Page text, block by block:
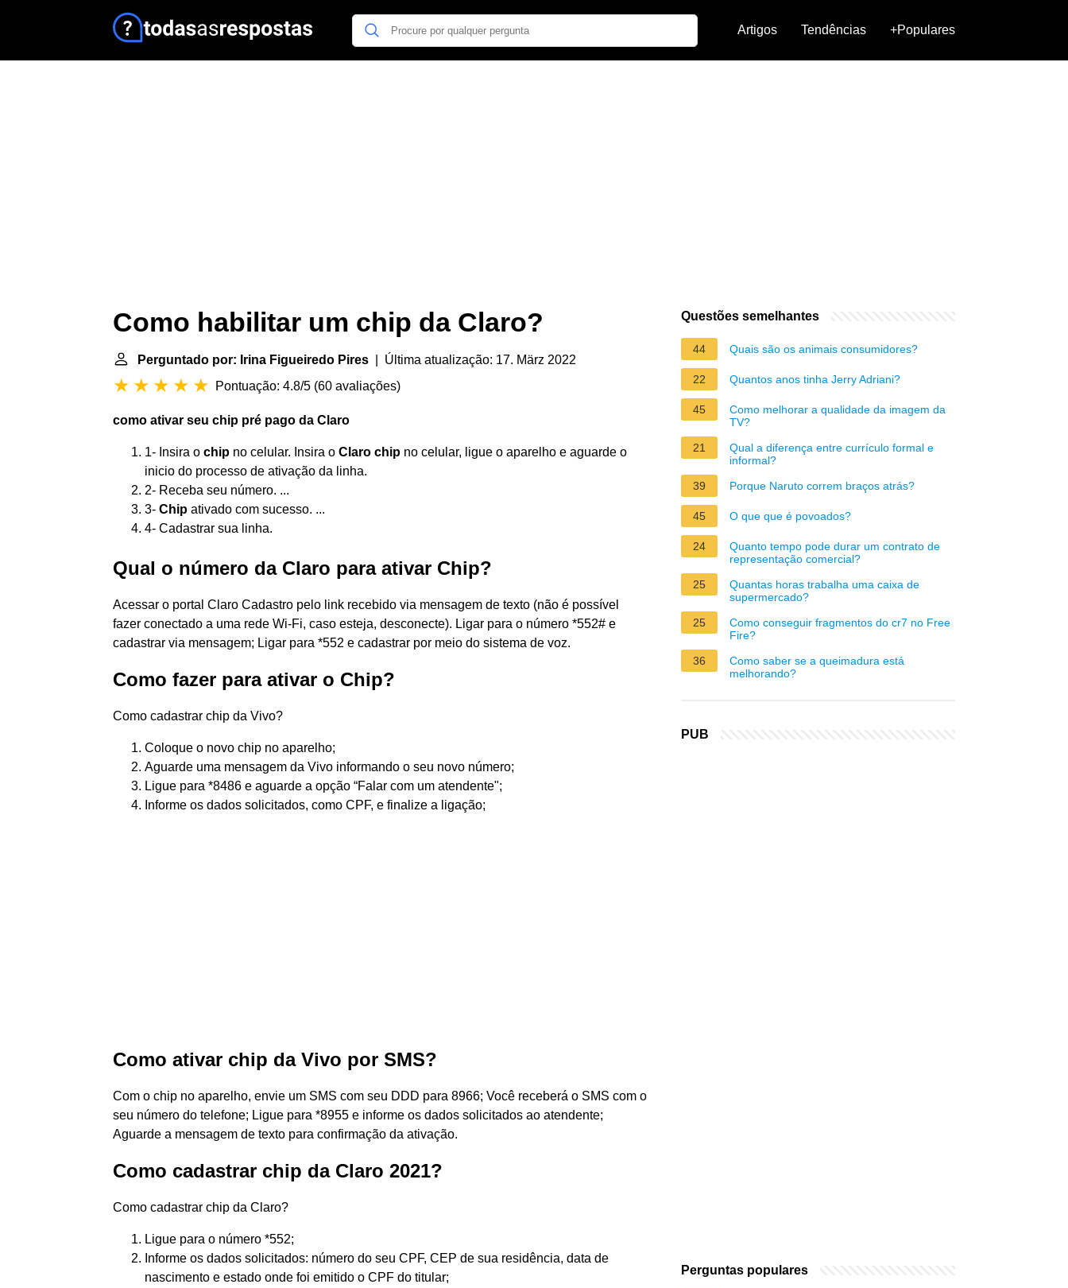
Artigos Tendências +Populares
Como habilitar um chip da Claro?
Perguntado por: Irina Figueiredo Pires | Última atualização: 17. März 2022
Pontuação: 4.8/5 (60 avaliações)
como ativar seu chip pré pago da Claro
1- Insira o chip no celular. Insira o Claro chip no celular, ligue o aparelho e aguarde o
inicio do processo de ativação da linha.
2- Receba seu número. ...
3- Chip ativado com sucesso. ...
4- Cadastrar sua linha.
Qual o número da Claro para ativar Chip?
Acessar o portal Claro Cadastro pelo link recebido via mensagem de texto (não é possível
fazer conectado a uma rede Wi-Fi, caso esteja, desconecte). Ligar para o número *552# e
cadastrar via mensagem; Ligar para *552 e cadastrar por meio do sistema de voz.
Como fazer para ativar o Chip?
Como cadastrar chip da Vivo?
Coloque o novo chip no aparelho;
Aguarde uma mensagem da Vivo informando o seu novo número;
Ligue para *8486 e aguarde a opção “Falar com um atendente";
Informe os dados solicitados, como CPF, e finalize a ligação;
Como ativar chip da Vivo por SMS?
Com o chip no aparelho, envie um SMS com seu DDD para 8966; Você receberá o SMS com o
seu número do telefone; Ligue para *8955 e informe os dados solicitados ao atendente;
Aguarde a mensagem de texto para confirmação da ativação.
Como cadastrar chip da Claro 2021?
Como cadastrar chip da Claro?
Ligue para o número *552;
Informe os dados solicitados: número do seu CPF, CEP de sua residência, data de
nascimento e estado onde foi emitido o CPF do titular;
Questões semelhantes
44 Quais são os animais consumidores?
22 Quantos anos tinha Jerry Adriani?
45
Como melhorar a qualidade da imagem da
TV?
21
Qual a diferença entre currículo formal e
informal?
39
Porque Naruto correm braços atrás?
45 O que que é povoados?
24
Quanto tempo pode durar um contrato de
representação comercial?
25
Quantas horas trabalha uma caixa de
supermercado?
25
Como conseguir fragmentos do cr7 no Free
Fire?
36
Como saber se a queimadura está
melhorando?
PUB
Perguntas populares